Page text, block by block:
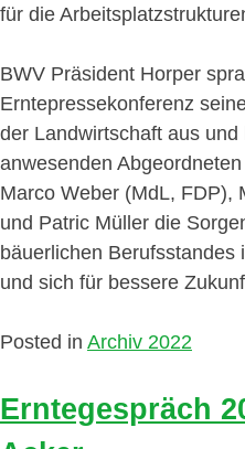
für die
BWV Präsident Horper
Erntepressekonferenz
der Landwirtschaft aus
anwesenden
Marco Weber (MdL, FDP),
und Patric Müller die
bäuerlichen Berufsstandes
und sich für bessere
Posted in Archiv 2022
Erntegespräch